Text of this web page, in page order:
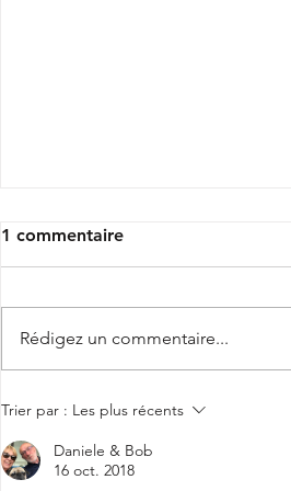
1 commentaire
Rédigez un commentaire...
Trier par : Les plus récents
Daniele & Bob
16 oct. 2018